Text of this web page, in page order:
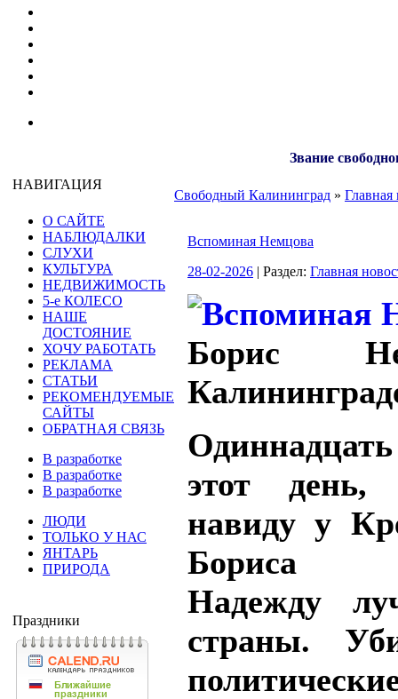
Звание
НАВИГАЦИЯ
О САЙТЕ
НАБЛЮДАЛКИ
СЛУХИ
КУЛЬТУРА
НЕДВИЖИМОСТЬ
5-е КОЛЕСО
НАШЕ
ДОСТОЯНИЕ
ХОЧУ РАБОТАТЬ
РЕКЛАМА
СТАТЬИ
РЕКОМЕНДУЕМЫЕ
САЙТЫ
ОБРАТНАЯ СВЯЗЬ
В разработке
В разработке
В разработке
ЛЮДИ
ТОЛЬКО У НАС
ЯНТАРЬ
ПРИРОДА
Праздники
Свободный Калининград » Главная
Вспоминая Немцова
28-02-2026 | Раздел: Главная
Борис
этот
навиду у
Бориса
Надежду
страны.